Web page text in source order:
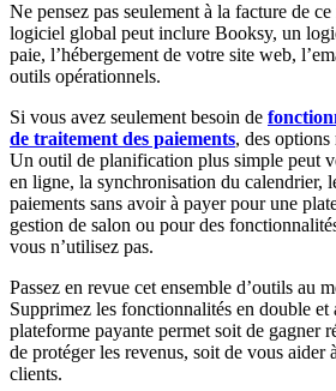
Ne pensez pas seulement à la facture de
logiciel global peut inclure Booksy, un
paie, l’hébergement de votre site web,
outils opérationnels.
Si vous avez seulement besoin de
de traitement des paiements, des options
Un outil de planification plus simple peut
en ligne, la synchronisation du calendrier,
paiements sans avoir à payer pour une
gestion de salon ou pour des
vous n’utilisez pas.
Passez en revue cet ensemble d’outils au
Supprimez les fonctionnalités en double et
plateforme payante permet soit de gagner
de protéger les revenus, soit de vous aider
clients.